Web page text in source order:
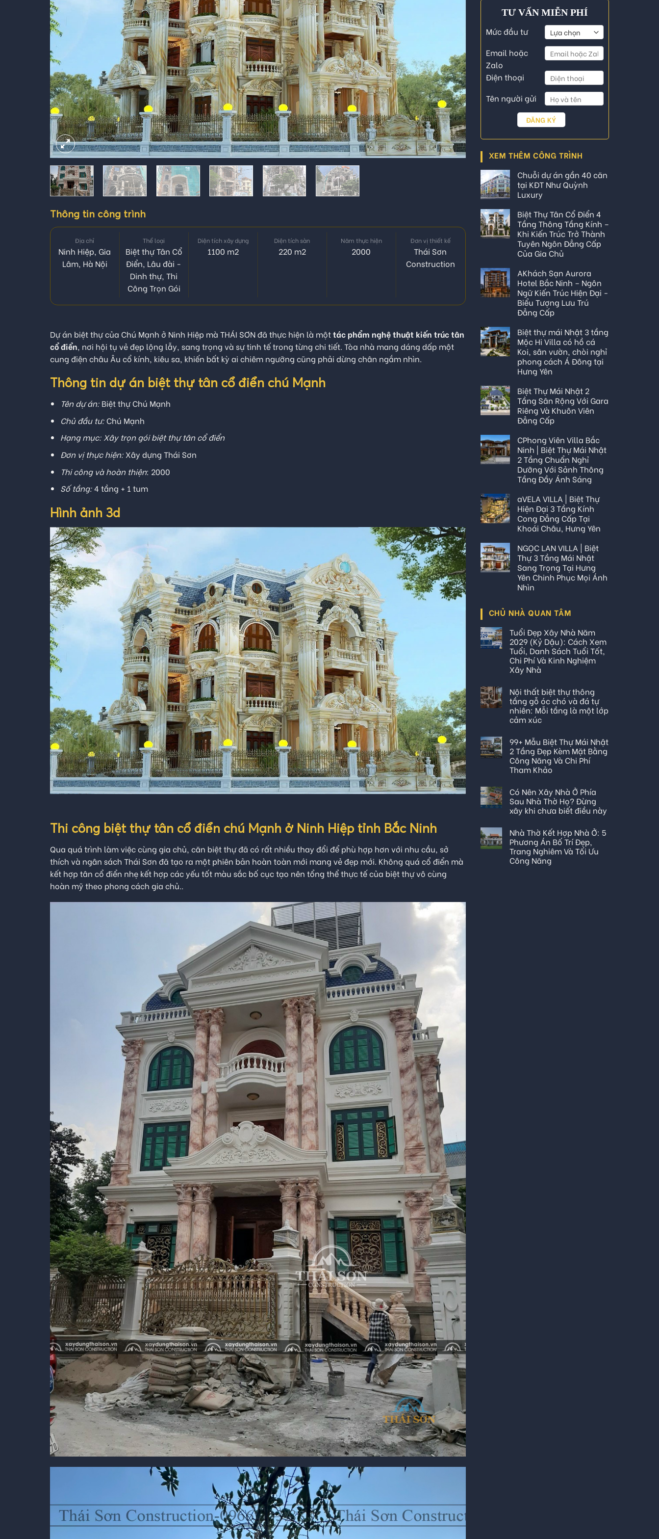
Thông tin công trình
Địa chỉ
Ninh Hiệp, Gia
Lâm, Hà Nội
Thể loại
Biệt thự Tân Cổ
Điển, Lâu đài -
Dinh thự,Thi
Công Trọn Gói
Diện tích xây dựng
1100 m2
Diện tích sàn
220 m2
Năm thực hiện
2000
Đơn vị thiết kế
Thái Sơn
Construction
Dự án biệt thự của Chú Mạnh ở Ninh Hiệp mà THÁI SƠN đã thực hiện là mộttác phẩm nghệ thuật kiến trúc tân
cổ điển, nơi hội tụ vẻ đẹp lộng lẫy, sang trọng và sự tinh tế trong từng chi tiết. Tòa nhà mang dáng dấp một
cung điện châu Âu cổ kính, kiêu sa, khiến bất kỳ ai chiêm ngưỡng cũng phải dừng chân ngắm nhìn.
Thông tin dự án biệt thự tân cổ điển chú Mạnh
Tên dự án:Biệt thự Chú Mạnh
Chủ đầu tư:Chú Mạnh
Hạng mục: Xây trọn gói biệt thự tân cổ điển
Đơn vị thực hiện:Xây dựng Thái Sơn
Thi công và hoàn thiện: 2000
Số tầng:4 tầng + 1 tum
Hình ảnh 3d
Thi công biệt thự tân cổ điển chú Mạnh ở Ninh Hiệp tỉnh Bắc Ninh
Qua quá trình làm việc cùng gia chủ, căn biệt thự đã có rất nhiều thay đổi để phù hợp hơn với nhu cầu, sở
thích và ngân sách Thái Sơn đã tạo ra một phiên bản hoàn toàn mới mang vẻ đẹp mới. Không quá cổ điển mà
kết hợp tân cổ điển nhẹ kết hợp các yếu tốt màu sắc bố cục tạo nên tổng thể thực tế của biệt thự vô cùng
hoàn mỹ theo phong cách gia chủ..
TƯ VẤN MIỄN PHÍ
Mức đầu tư
Email hoặc
Zalo
Điện thoại
Tên người gửi
XEM THÊM CÔNG TRÌNH
Chuỗi dự án gần 40 căn
tại KĐT Như Quỳnh
Luxury
Biệt Thự Tân Cổ Điển 4
Tầng Thông Tầng Kính –
Khi Kiến Trúc Trở Thành
Tuyên Ngôn Đẳng Cấp
Của Gia Chủ
AKhách Sạn Aurora
Hotel Bắc Ninh – Ngôn
Ngữ Kiến Trúc Hiện Đại -
Biểu Tượng Lưu Trú
Đẳng Cấp
Biệt thự mái Nhật 3 tầng
Mộc Hi Villa có hồ cá
Koi, sân vườn, chòi nghỉ
phong cách Á Đông tại
Hưng Yên
Biệt Thự Mái Nhật 2
Tầng Sân Rộng Với Gara
Riêng Và Khuôn Viên
Đẳng Cấp
CPhong Viên Villa Bắc
Ninh | Biệt Thự Mái Nhật
2 Tầng Chuẩn Nghỉ
Dưỡng Với Sảnh Thông
Tầng Đầy Ánh Sáng
aVELA VILLA | Biệt Thự
Hiện Đại 3 Tầng Kính
Cong Đẳng Cấp Tại
Khoái Châu, Hưng Yên
NGỌC LAN VILLA | Biệt
Thự 3 Tầng Mái Nhật
Sang Trọng Tại Hưng
Yên Chinh Phục Mọi Ánh
Nhìn
CHỦ NHÀ QUAN TÂM
Tuổi Đẹp Xây Nhà Năm
2029 (Kỷ Dậu): Cách Xem
Tuổi, Danh Sách Tuổi Tốt,
Chi Phí Và Kinh Nghiệm
Xây Nhà
Nội thất biệt thự thông
tầng gỗ óc chó và đá tự
nhiên: Mỗi tầng là một lớp
cảm xúc
99+ Mẫu Biệt Thự Mái Nhật
2 Tầng Đẹp Kèm Mặt Bằng
Công Năng Và Chi Phí
Tham Khảo
Có Nên Xây Nhà Ở Phía
Sau Nhà Thờ Họ? Đừng
xây khi chưa biết điều này
Nhà Thờ Kết Hợp Nhà Ở: 5
Phương Án Bố Trí Đẹp,
Trang Nghiêm Và Tối Ưu
Công Năng